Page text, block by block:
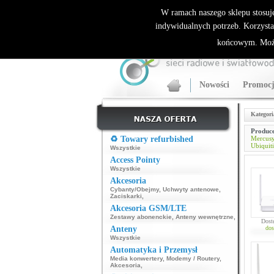
ALLNET.PL Sieci bezprzewodowe - generalny
Nowości
♻️ Towary refurbished
Wszystkie
Access Pointy
Wszystkie
Akcesoria
Cybanty/Obejmy, Uchwyty antenowe
Zaciskarki
Akcesoria GSM/LTE
Zestawy abonenckie Anteny wewnętrzne
Anteny
Wszystkie
Automatyka i Przemysł
Media konwertery, Modemy / Routery,
Akcesoria
Ubiquiti
W ramach naszego sklepu
indywidualnych potrzeb.
końcowym.